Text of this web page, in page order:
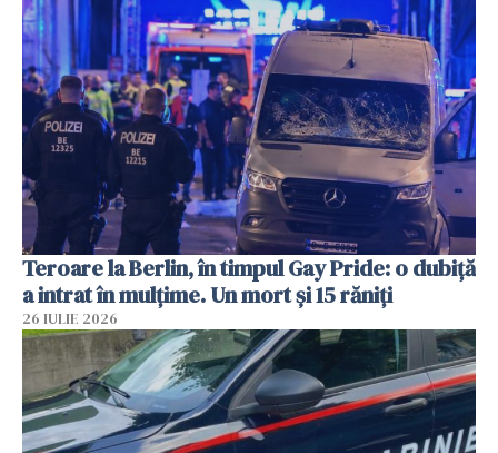
Teroare la Berlin, în timpul Gay Pride: o dubiță
a intrat în mulțime. Un mort și 15 răniți
26 IULIE 2026